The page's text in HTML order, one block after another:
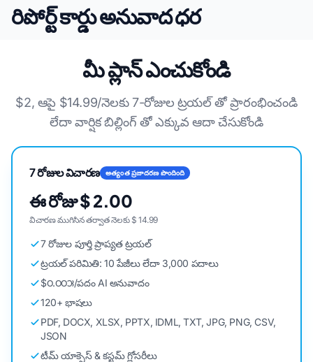
రిపోర్ట్ కార్డు అనువాద ధర
మీ ప్లాన్ ఎంచుకోండి
$2, ఆపై $14.99/నెలకు 7-రోజుల ట్రయల్ తో ప్రారంభించండి
లేదా వార్షిక బిల్లింగ్ తో ఎక్కువ ఆదా చేసుకోండి
7 రోజుల విచారణ అత్యంత ప్రజాదరణ పొందింది
ఈ రోజు $ 2.00
విచారణ ముగిసిన తర్వాత నెలకు $ 14.99
7 రోజుల పూర్తి ప్రాప్యత ట్రయల్
ట్రయల్ పరిమితి: 10 పేజీలు లేదా 3,000 పదాలు
$౦.౦౦౫/పదం AI అనువాదం
120+ భాషలు
PDF, DOCX, XLSX, PPTX, IDML, TXT, JPG, PNG, CSV,
JSON
టీమ్ యాక్సెస్ & కస్టమ్ గ్లోసరీలు